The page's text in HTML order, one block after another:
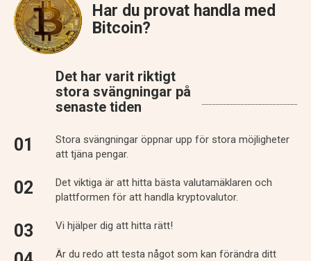
Har du provat handla med
Bitcoin?
Det har varit riktigt
stora svängningar på
senaste tiden
Stora svängningar öppnar upp för stora möjligheter
att tjäna pengar.
Det viktiga är att hitta bästa valutamäklaren och
plattformen för att handla kryptovalutor.
Vi hjälper dig att hitta rätt!
Är du redo att testa något som kan förändra ditt